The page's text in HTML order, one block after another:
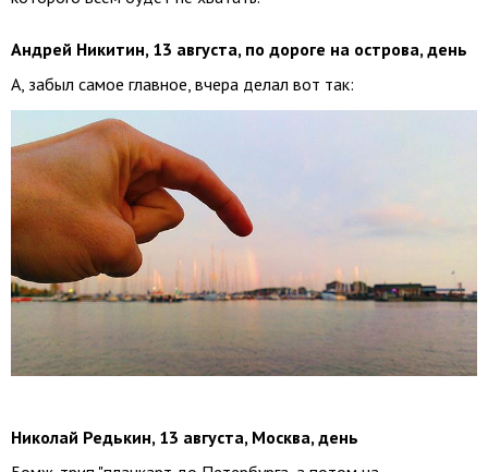
Андрей Никитин, 13 августа, по дороге на острова, день
А, забыл самое главное, вчера делал вот так:
Николай Редькин, 13 августа, Москва, день